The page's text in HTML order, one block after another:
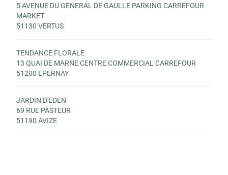
5 AVENUE DU GENERAL DE GAULLE PARKING CARREFOUR
MARKET
51130 VERTUS
TENDANCE FLORALE
13 QUAI DE MARNE CENTRE COMMERCIAL CARREFOUR
51200 EPERNAY
JARDIN D'EDEN
69 RUE PASTEUR
51190 AVIZE